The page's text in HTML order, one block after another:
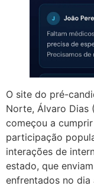
O site do pré-
Norte, Álvaro Dias
começou a
participação
interações de
estado, que
enfrentados no dia